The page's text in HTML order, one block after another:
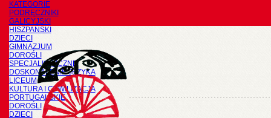
KATEGORIE
PODRĘCZNIKI
GALICYJSKI
HISZPAŃSKI
DZIECI
GIMNAZJUM
DOROŚLI
SPECJALISTYCZNE
DOSKONALENIE JĘZYKA
LICEUM
KULTURA I CYWILIZACJA
PORTUGALSKIE
DOROŚLI
DZIECI